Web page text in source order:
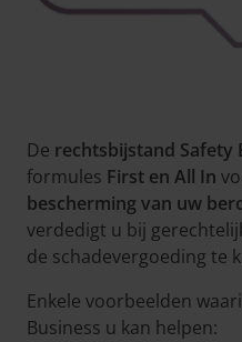
De rechtsbijstand Safety
formules First en All In
bescherming van uw
verdedigt u bij
de schadevergoeding te
Enkele voorbeelden
Business u kan helpen: